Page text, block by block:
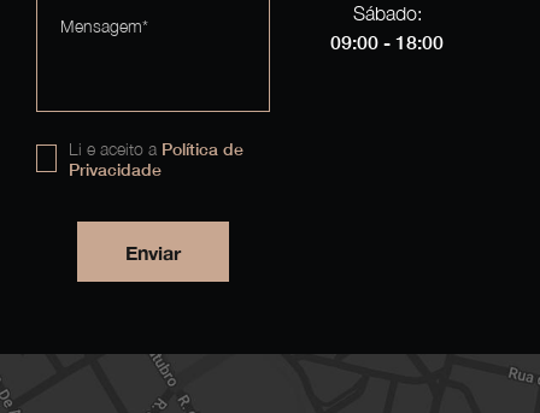
Mensagem*
Li e aceito a Política de
Privacidade
Enviar
Sábado:
09:00 - 18:00